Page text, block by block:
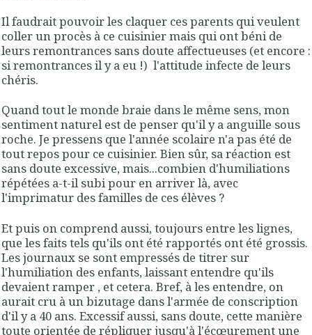
Il faudrait pouvoir les claquer ces parents qui veulent
coller un procès à ce cuisinier mais qui ont béni de
leurs remontrances sans doute affectueuses (et encore :
si remontrances il y a eu !) l'attitude infecte de leurs
chéris.
Quand tout le monde braie dans le même sens, mon
sentiment naturel est de penser qu'il y a anguille sous
roche. Je pressens que l'année scolaire n'a pas été de
tout repos pour ce cuisinier. Bien sûr, sa réaction est
sans doute excessive, mais...combien d'humiliations
répétées a-t-il subi pour en arriver là, avec
l'imprimatur des familles de ces élèves ?
Et puis on comprend aussi, toujours entre les lignes,
que les faits tels qu'ils ont été rapportés ont été grossis.
Les journaux se sont empressés de titrer sur
l'humiliation des enfants, laissant entendre qu'ils
devaient ramper , et cetera. Bref, à les entendre, on
aurait cru à un bizutage dans l'armée de conscription
d'il y a 40 ans. Excessif aussi, sans doute, cette manière
toute orientée de répliquer jusqu'à l'écœurement une